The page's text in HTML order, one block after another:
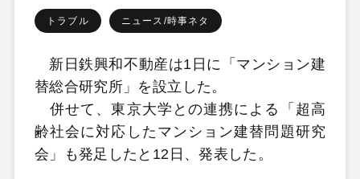
トラブル ニュース/時事ネタ
新日鉄興和不動産は1日に「マンション建
替総合研究所」を設立した。
併せて、東京大学との連携による「超高
齢社会に対応したマンション建替問題研究
会」も発足したと12日、発表した。